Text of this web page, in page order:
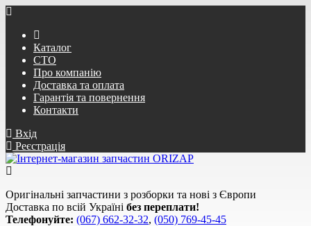
Каталог
СТО
Про компанію
Доставка та оплата
Гарантія та повернення
Контакти
Вхід
Реєстрація
Оригінальні запчастини з розборки та нові з Європи
Доставка по всій Україні без переплати!
Телефонуйте: (067) 662-32-32, (050) 769-45-45